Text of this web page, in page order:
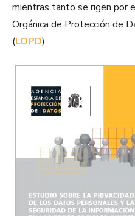
mientras tanto se rigen por
Orgánica de Protección de
(LOPD)